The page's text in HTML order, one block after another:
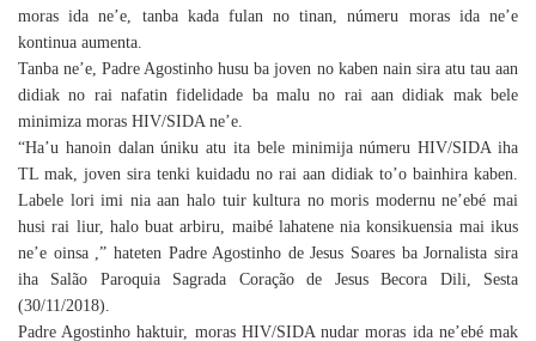
moras ida ne’e, tanba kada fulan no tinan, númeru moras ida ne’e
kontinua aumenta.
Tanba ne’e, Padre Agostinho husu ba joven no kaben nain sira atu tau aan
didiak no rai nafatin fidelidade ba malu no rai aan didiak mak bele
minimiza moras HIV/SIDA ne’e.
“Ha’u hanoin dalan úniku atu ita bele minimija númeru HIV/SIDA iha
TL mak, joven sira tenki kuidadu no rai aan didiak to’o bainhira kaben.
Labele lori imi nia aan halo tuir kultura no moris modernu ne’ebé mai
husi rai liur, halo buat arbiru, maibé lahatene nia konsikuensia mai ikus
ne’e oinsa ,” hateten Padre Agostinho de Jesus Soares ba Jornalista sira
iha Salão Paroquia Sagrada Coração de Jesus Becora Dili, Sesta
(30/11/2018).
Padre Agostinho haktuir, moras HIV/SIDA nudar moras ida ne’ebé mak